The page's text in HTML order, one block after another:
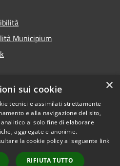
Municipium
Copyright © 2026 • Comune di
Calalzo di Cadore • Powered by
Municipium•
Accesso
×
sui cookie
tecnici e assimilati strettamente
e alla navigazione del sito,
al solo fine di elaborare
aggregate e anonime.
la cookie policy al seguente link
RIFIUTA TUTTO